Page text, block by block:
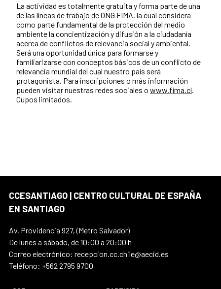
La actividad es totalmente gratuita y forma parte de una
de las líneas de trabajo de ONG FIMA, la cual considera
como parte fundamental de la protección del medio
ambiente la concientización y difusión a la ciudadanía
acerca de conflictos de relevancia social y ambiental.
Será una oportunidad única para formarse y
familiarizarse con conceptos básicos de un conflicto de
relevancia mundial del cual nuestro país será
protagonista. Para inscripciones o más información
pueden visitar nuestras redes sociales o www.fima.cl.
Cupos limitados.
CCESANTIAGO | CENTRO CULTURAL DE ESPAÑA
EN SANTIAGO
Av. Providencia 927, (Metro Salvador)
De lunes a sábado, de 10:00 a 20:00 h
Correo electrónico: recepcion.cc.chile@aecid.es
Teléfono: +562 2795 9700